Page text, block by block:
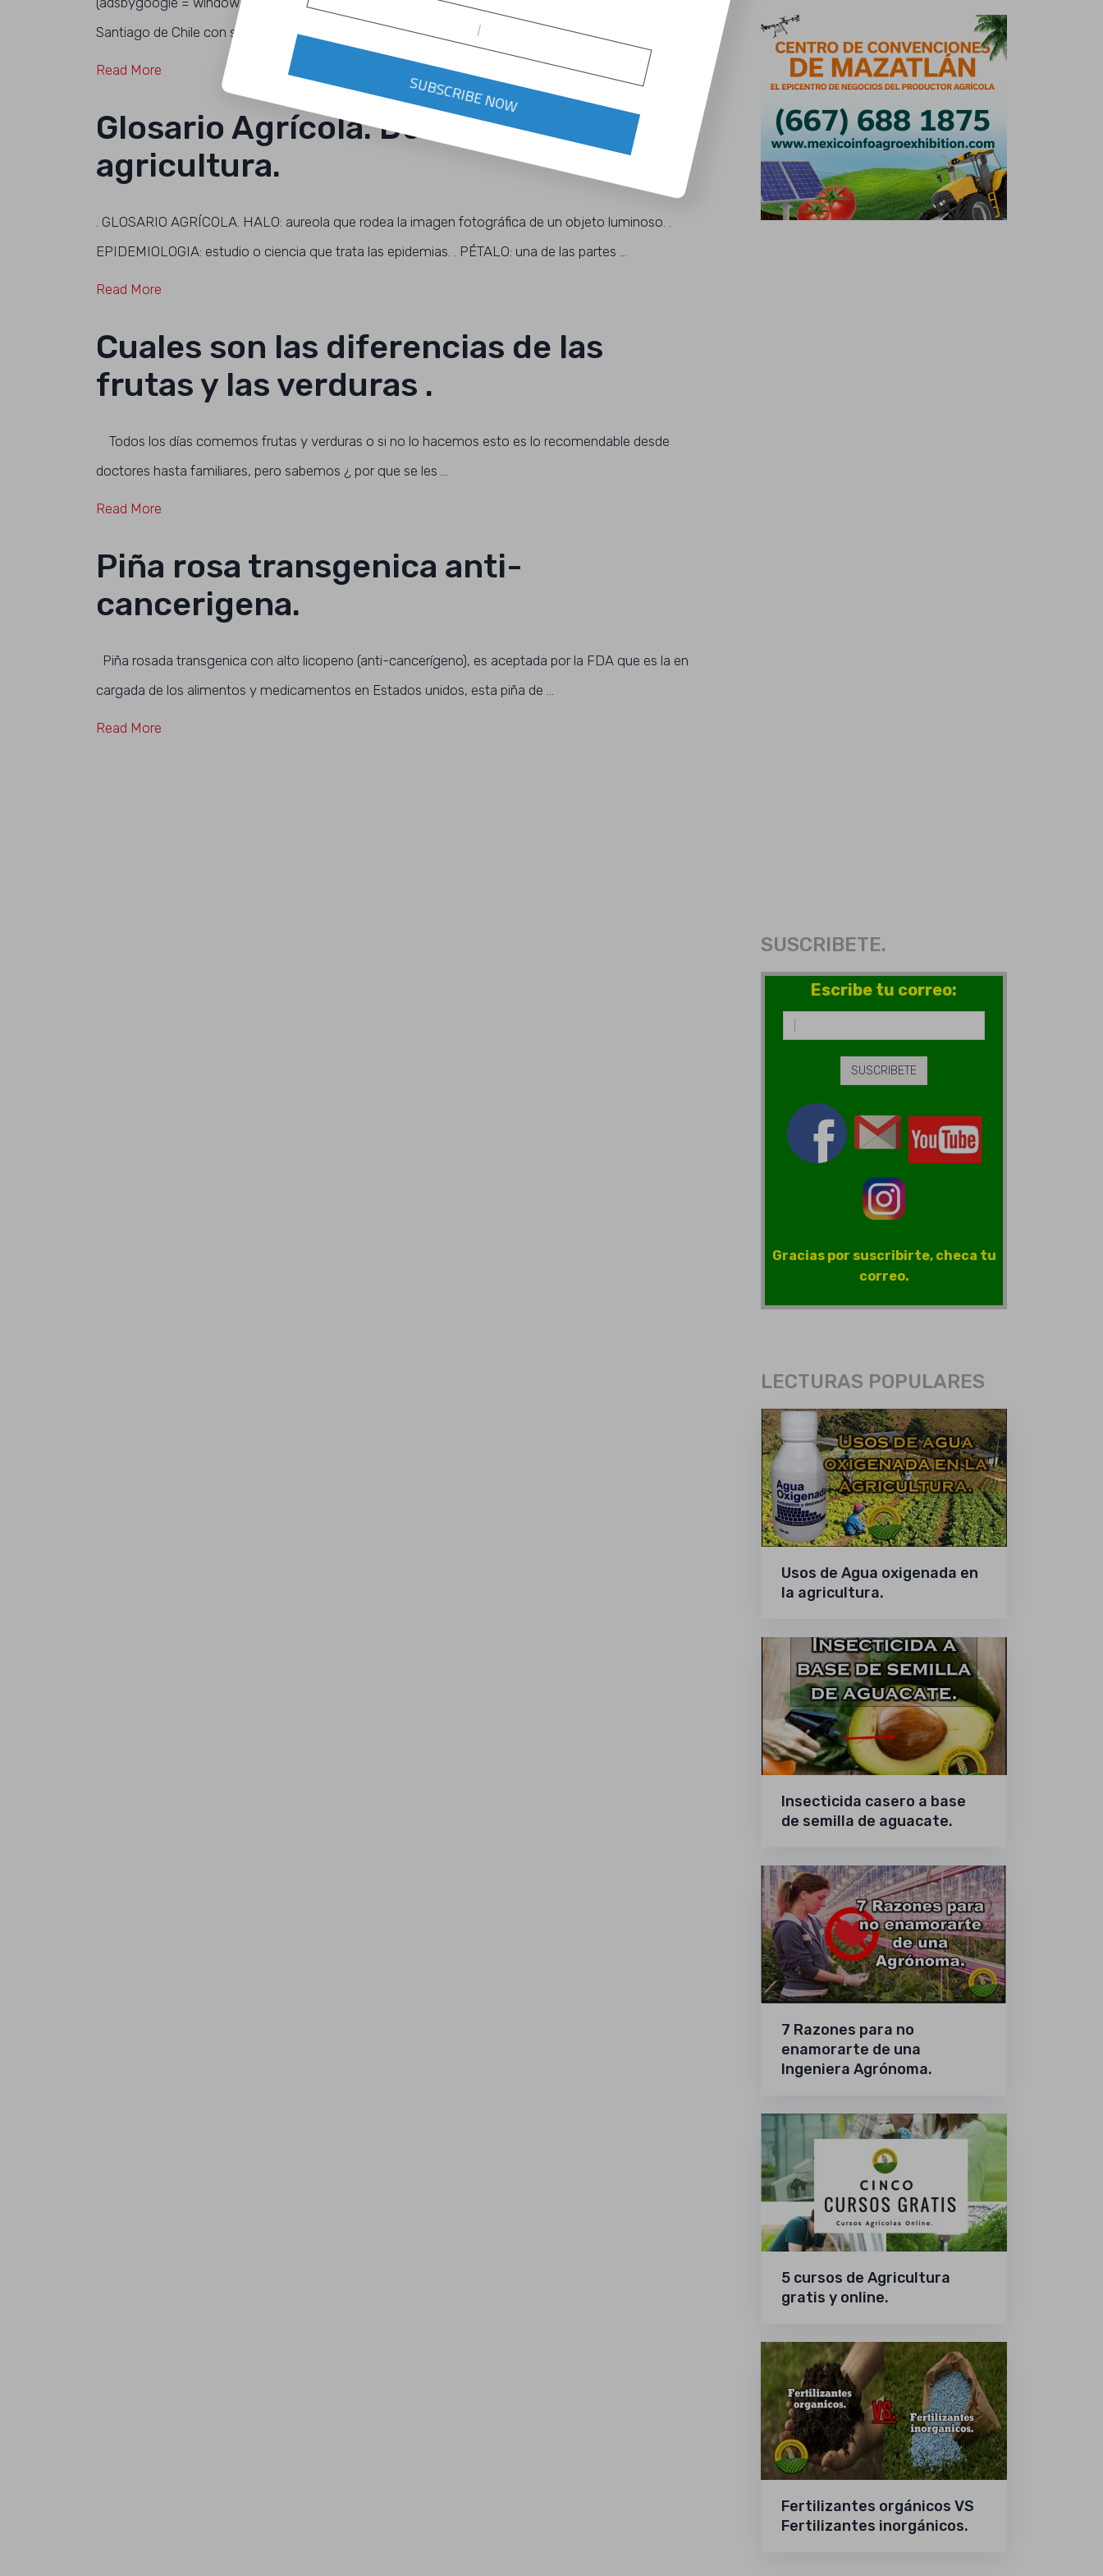
Santiago de Chile con síndrome de down, a sus 23 años recibió su titulo, el …
Read More
Glosario Agrícola. Definiciones de
agricultura.
. GLOSARIO AGRÍCOLA. HALO: aureola que rodea la imagen fotográfica de un objeto luminoso. .
EPIDEMIOLOGIA: estudio o ciencia que trata las epidemias. . PÉTALO: una de las partes …
Read More
Cuales son las diferencias de las
frutas y las verduras .
Todos los días comemos frutas y verduras o si no lo hacemos esto es lo recomendable desde
doctores hasta familiares, pero sabemos ¿ por que se les …
Read More
Piña rosa transgenica anti-
cancerigena.
Piña rosada transgenica con alto licopeno (anti-cancerígeno), es aceptada por la FDA que es la en
cargada de los alimentos y medicamentos en Estados unidos, esta piña de …
Read More
SUSCRIBETE.
Escribe tu correo:
Gracias por suscribirte, checa tu
correo.
LECTURAS POPULARES
Usos de Agua oxigenada en
la agricultura.
Insecticida casero a base
de semilla de aguacate.
7 Razones para no
enamorarte de una
Ingeniera Agrónoma.
5 cursos de Agricultura
gratis y online.
Fertilizantes orgánicos VS
Fertilizantes inorgánicos.
SUBSCRIBE NOW